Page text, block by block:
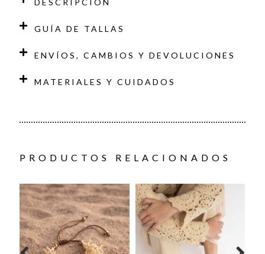
GUÍA DE TALLAS
ENVÍOS, CAMBIOS Y DEVOLUCIONES
MATERIALES Y CUIDADOS
PRODUCTOS RELACIONADOS